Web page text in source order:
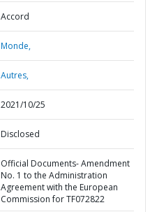
Accord
Monde,
Autres,
2021/10/25
Disclosed
Official Documents- Amendment
No. 1 to the Administration
Agreement with the European
Commission for TF072822